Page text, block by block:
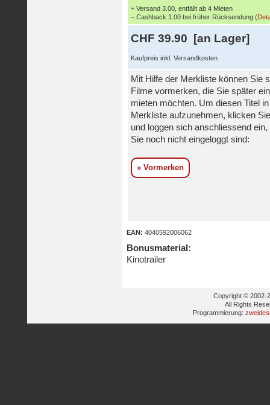
+ Versand 3.00, entfällt ab 4 Mieten
− Cashback 1.00 bei früher Rücksendung (
CHF 39.90 [an Lager]
Kaufpreis inkl. Versandkosten
Mit Hilfe der Merkliste können Sie
Filme vormerken, die Sie später
mieten möchten. Um diesen Titel
Merkliste aufzunehmen, klicken
und loggen sich anschliessend ein,
Sie noch nicht eingeloggt sind:
» Vormerken
EAN: 4040592006062
Bonusmaterial:
Kinotrailer
Copyright © 2002-
All Rights
Programmierung: